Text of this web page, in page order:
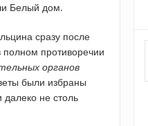
Белый дом.
сразу после
полном противоречии
органов
были избраны
не столь